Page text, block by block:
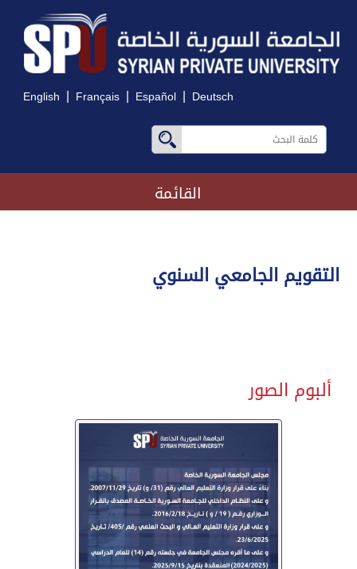
English | Français | Español | Deutsch
القائمة
التقويم الجامعي السنوي
ألبوم الصور